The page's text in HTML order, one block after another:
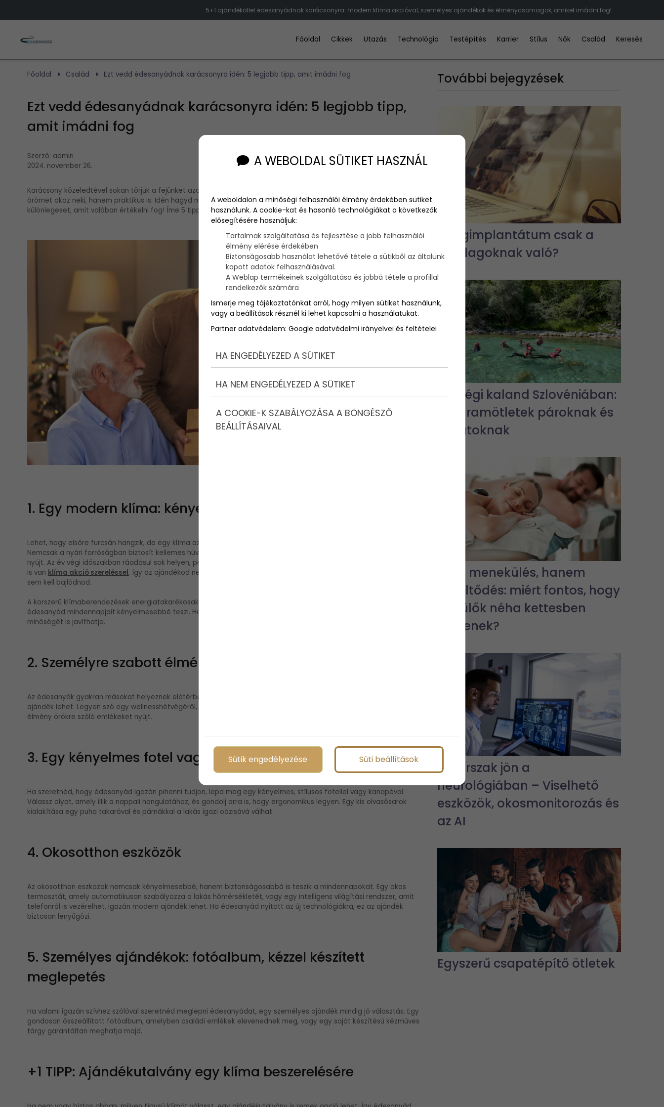
5+1 ajándékötlet édesanyádnak karácsonyra: modern klíma akcióval, személyes ajándékok és élménycsomagok, amiket imádni fog!
Főoldal Cikkek Utazás Technológia Testépítés Karrier Stílus Nők Család Keresés
Főoldal Család Ezt vedd édesanyádnak karácsonyra idén: 5 legjobb tipp, amit imádni fog
Ezt vedd édesanyádnak karácsonyra idén: 5 legjobb tipp,
amit imádni fog
Szerző: admin
2024. november 26.
Karácsony közeledtével sokan törjük a fejünket azon, milyen ajándékkal lepjük meg édesanyánkat, ami nemcsak
örömet okoz neki, hanem praktikus is. Idén hagyd magad mögött a szokásos ajándékötleteket, és válassz valami
különlegeset, amit valóban értékelni fog! Íme 5 tipp, amelyekkel garantáltan mosolyt csalhatsz az arcára.
1. Egy modern klíma: kényelem télen-nyáron
Lehet, hogy elsőre furcsán hangzik, de egy klíma az egyik legpraktikusabb és legfigyelmesebb ajándék, amit adhatsz.
Nemcsak a nyári forróságban biztosít kellemes hűvöset, hanem a hideg téli napokon is megbízható fűtési megoldást
nyújt. Az év végi időszakban ráadásul sok helyen, például a
is van klíma akció szereléssel, így az ajándékod nemcsak kedvezményes áron lehet a tiéd, hanem a beszereléssel
sem kell bajlódnod.
A korszerű klímaberendezések energiatakarékosak, csendesek, és tökéletesek lehetnek egy olyan ajándéknak, ami
édesanyád mindennapjait kényelmesebbé teszi. Használhatja télen fűtésre, nyáron hűtésre, és még a levegő
minőségét is javíthatja.
2. Személyre szabott élménycsomag
Az édesanyák gyakran másokat helyeznek előtérbe, így egy személyre szabott élménycsomag igazán különleges
ajándék lehet. Legyen szó egy wellnesshétvégéről, egy főzőkurzusról vagy akár egy kedvenc színházi előadásról, az
élmény örökre szóló emlékeket nyújt.
3. Egy kényelmes fotel vagy kanapé
Ha szeretnéd, hogy édesanyád igazán pihenni tudjon, lepd meg egy kényelmes, stílusos fotellel vagy kanapéval.
Válassz olyat, amely illik a nappali hangulatához, és gondolj arra is, hogy ergonomikus legyen. Egy kis olvasósarok
kialakítása egy puha takaróval és párnákkal a lakás igazi oázisává válhat.
4. Okosotthon eszközök
Az okosotthon eszközök nemcsak kényelmesebbé, hanem biztonságosabbá is teszik a mindennapokat. Egy okos
termosztát, amely automatikusan szabályozza a lakás hőmérsékletét, vagy egy intelligens világítási rendszer, amit
telefonról is vezérelhet, igazán modern ajándék lehet. Ha édesanyád nyitott az új technológiákra, ez az ajándék
biztosan lenyűgözi.
5. Személyes ajándékok: fotóalbum, kézzel készített
meglepetés
Ha valami igazán szívhez szólóval szeretnéd meglepni édesanyádat, egy személyes ajándék mindig jó választás. Egy
gondosan összeállított fotóalbum, amelyben családi emlékek elevenednek meg, vagy egy saját készítésű kézműves
tárgy garantáltan meghatja majd.
+1 TIPP: Ajándékutalvány egy klíma beszerelésére
További bejegyzések
A fogimplantátum csak a
gazdagoknak való?
Hétvégi kaland Szlovéniában:
programötletek pároknak és
barátoknak
Nem menekülés, hanem
feltöltődés: miért fontos, hogy
a szülők néha kettesben
legyenek?
Új korszak jön a
neurológiában – Viselhető
eszközök, okosmonitorozás és
az AI
Egyszerű csapatépítő ötletek
A WEBOLDAL SÜTIKET HASZNÁL
A weboldalon a minőségi felhasználói élmény érdekében sütiket
használunk. A cookie-kat és hasonló technológiákat a következők
elősegítésére használjuk:
Tartalmak szolgáltatása és fejlesztése a jobb felhasználói
élmény elérése érdekében
Biztonságosabb használat lehetővé tétele a sütikből az általunk
kapott adatok felhasználásával.
A Weblap termékeinek szolgáltatása és jobbá tétele a profillal
rendelkezők számára
Ismerje meg tájékoztatónkat arról, hogy milyen sütiket használunk,
vagy a beállítások résznél ki lehet kapcsolni a használatukat.
Partner adatvédelem: Google adatvédelmi irányelvei és feltételei
HA ENGEDÉLYEZED A SÜTIKET
HA NEM ENGEDÉLYEZED A SÜTIKET
A COOKIE-K SZABÁLYOZÁSA A BÖNGÉSZŐ
BEÁLLÍTÁSAIVAL
Sütik engedélyezése Süti beállítások